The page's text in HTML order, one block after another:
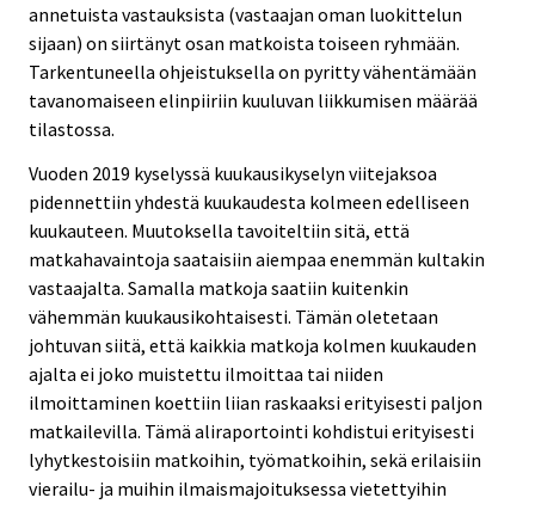
annetuista vastauksista (vastaajan oman luokittelun
sijaan) on siirtänyt osan matkoista toiseen ryhmään.
Tarkentuneella ohjeistuksella on pyritty vähentämään
tavanomaiseen elinpiiriin kuuluvan liikkumisen määrää
tilastossa.
Vuoden 2019 kyselyssä kuukausikyselyn viitejaksoa
pidennettiin yhdestä kuukaudesta kolmeen edelliseen
kuukauteen. Muutoksella tavoiteltiin sitä, että
matkahavaintoja saataisiin aiempaa enemmän kultakin
vastaajalta. Samalla matkoja saatiin kuitenkin
vähemmän kuukausikohtaisesti. Tämän oletetaan
johtuvan siitä, että kaikkia matkoja kolmen kuukauden
ajalta ei joko muistettu ilmoittaa tai niiden
ilmoittaminen koettiin liian raskaaksi erityisesti paljon
matkailevilla. Tämä aliraportointi kohdistui erityisesti
lyhytkestoisiin matkoihin, työmatkoihin, sekä erilaisiin
vierailu- ja muihin ilmaismajoituksessa vietettyihin